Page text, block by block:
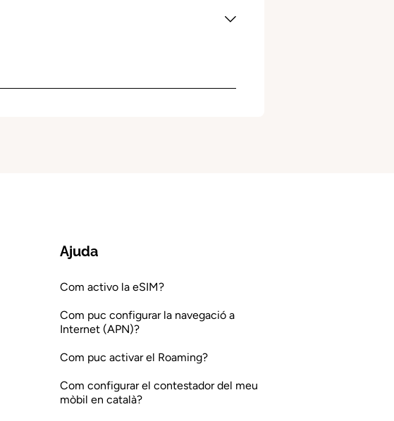
Ajuda
Com activo la eSIM?
Com puc configurar la navegació a
Internet (APN)?
Com puc activar el Roaming?
Com configurar el contestador del meu
mòbil en català?